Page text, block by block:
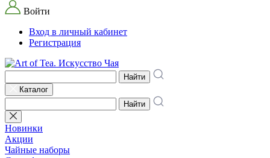
Войти
Вход в личный кабинет
Регистрация
Найти
Каталог
Найти
Новинки
Акции
Чайные наборы